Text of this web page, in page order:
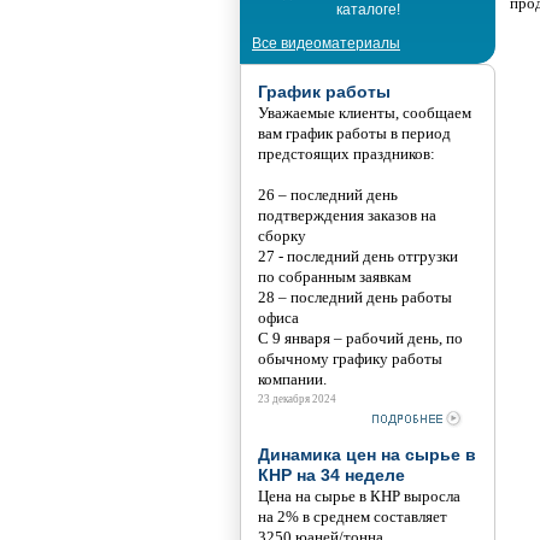
каталоге!
Все видеоматериалы
График работы
Уважаемые клиенты, сообщаем
вам график работы в период
предстоящих праздников:
26 – последний день
подтверждения заказов на
сборку
27 - последний день отгрузки
по собранным заявкам
28 – последний день работы
офиса
С 9 января – рабочий день, по
обычному графику работы
компании.
23 декабря 2024
Динамика цен на сырье в
КНР на 34 неделе
Цена на сырье в КНР выросла
на 2% в среднем составляет